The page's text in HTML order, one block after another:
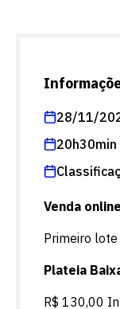
28/11/
20h30min
Venda
Primeiro lote
Plateia
R$ 130,00